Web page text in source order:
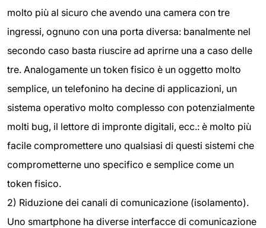
molto più al sicuro che avendo una camera con tre
ingressi, ognuno con una porta diversa: banalmente nel
secondo caso basta riuscire ad aprirne una a caso delle
tre. Analogamente un token fisico è un oggetto molto
semplice, un telefonino ha decine di applicazioni, un
sistema operativo molto complesso con potenzialmente
molti bug, il lettore di impronte digitali, ecc.: è molto più
facile compromettere uno qualsiasi di questi sistemi che
comprometterne uno specifico e semplice come un
token fisico.
2) Riduzione dei canali di comunicazione (isolamento).
Uno smartphone ha diverse interfacce di comunicazione